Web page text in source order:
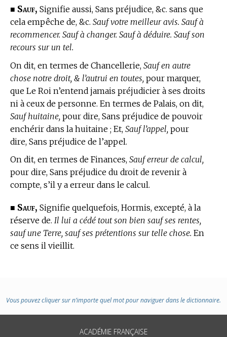
■ Sauf, Signifie aussi, Sans préjudice, &c. sans que
cela empêche de, &c. Sauf votre meilleur avis. Sauf à
recommencer. Sauf à changer. Sauf à déduire. Sauf son
recours sur un tel.
On dit, en termes de Chancellerie, Sauf en autre
chose notre droit, & l’autrui en toutes, pour marquer,
que Le Roi n’entend jamais préjudicier à ses droits
ni à ceux de personne. En termes de Palais, on dit,
Sauf huitaine, pour dire, Sans préjudice de pouvoir
enchérir dans la huitaine ; Et, Sauf l’appel, pour
dire, Sans préjudice de l’appel.
On dit, en termes de Finances, Sauf erreur de calcul,
pour dire, Sans préjudice du droit de revenir à
compte, s’il y a erreur dans le calcul.
■ Sauf, Signifie quelquefois, Hormis, excepté, à la
réserve de. Il lui a cédé tout son bien sauf ses rentes,
sauf une Terre, sauf ses prétentions sur telle chose. En
ce sens il vieillit.
Vous pouvez cliquer sur n’importe quel mot pour naviguer dans le dictionnaire.
ACADÉMIE FRANÇAISE